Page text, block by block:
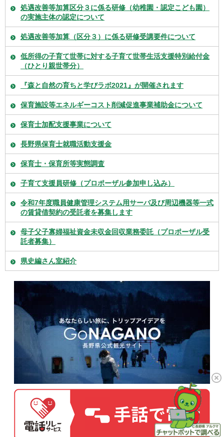
処遇改善等加算区分３に係る研修（幼稚園・認定こども園）
の実施主体の認定について
処遇改善等加算（区分３）に係る研修受講要件について
低所得の子育て世帯に対する子育て世帯生活支援特別給付金
（ひとり親世帯分）
『森と自然の育ちと学びラボ2021』が開催されます
保育施設等エネルギーコスト削減促進事業補助金について
保育士加配支援事業について
長野県保育士就職活動支援金
保育士・保育所等実態調査
子育て支援員研修（プロポーザル参加申し込み）
令和7年度職員健康管理システム用サーバ及び周辺機器等一式
の賃貸借契約の受託者を募集します
母子父子寡婦福祉資金未収金回収業務委託（プロポーザル受
託者募集）
県史編さん室紹介